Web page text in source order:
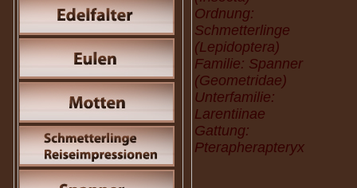
Ordnung:
Schmetterlinge
(Lepidoptera)
Familie: Spanner
(Geometridae)
Unterfamilie:
Larentiinae
Gattung:
Pterapherapteryx